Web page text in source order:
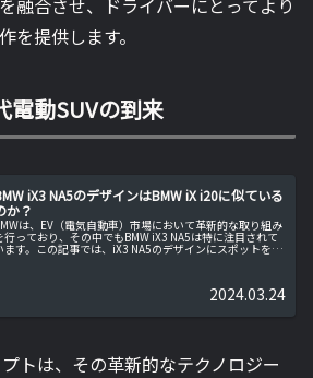
を提供します。
電動SUVの到来
iX3 NA5のデザインはBMW iX i20に似ている
か？
は、EV（電気自動車）市場において革新的な取り組み
行っており、その中でもBMW iX3 NA5は特に注目されて
ます。この記事では、iX3 NA5のデザインにスポットを当
2024.03.24
トは、その革新的なテクノロジー